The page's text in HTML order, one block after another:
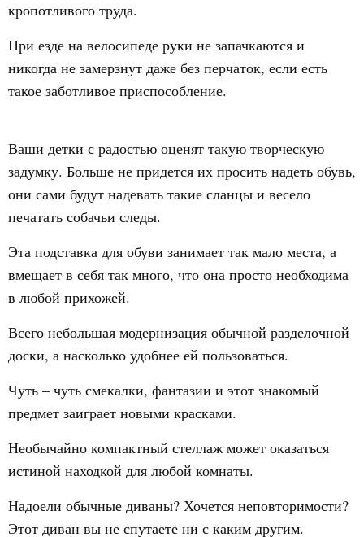
кропотливого труда.
При езде на велосипеде руки не запачкаются и
никогда не замерзнут даже без перчаток, если есть
такое заботливое приспособление.
Ваши детки с радостью оценят такую творческую
задумку. Больше не придется их просить надеть обувь,
они сами будут надевать такие сланцы и весело
печатать собачьи следы.
Эта подставка для обуви занимает так мало места, а
вмещает в себя так много, что она просто необходима
в любой прихожей.
Всего небольшая модернизация обычной разделочной
доски, а насколько удобнее ей пользоваться.
Чуть – чуть смекалки, фантазии и этот знакомый
предмет заиграет новыми красками.
Необычайно компактный стеллаж может оказаться
истиной находкой для любой комнаты.
Надоели обычные диваны? Хочется неповторимости?
Этот диван вы не спутаете ни с каким другим.